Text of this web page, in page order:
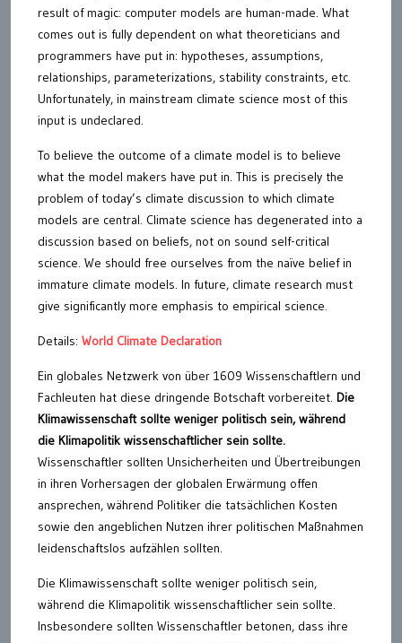
result of magic: computer models are human-made. What
comes out is fully dependent on what theoreticians and
programmers have put in: hypotheses, assumptions,
relationships, parameterizations, stability constraints, etc.
Unfortunately, in mainstream climate science most of this
input is undeclared.
To believe the outcome of a climate model is to believe
what the model makers have put in. This is precisely the
problem of today’s climate discussion to which climate
models are central. Climate science has degenerated into a
discussion based on beliefs, not on sound self-critical
science. We should free ourselves from the naïve belief in
immature climate models. In future, climate research must
give significantly more emphasis to empirical science.
Details: World Climate Declaration
Ein globales Netzwerk von über 1609 Wissenschaftlern und
Fachleuten hat diese dringende Botschaft vorbereitet. Die
Klimawissenschaft sollte weniger politisch sein, während
die Klimapolitik wissenschaftlicher sein sollte.
Wissenschaftler sollten Unsicherheiten und Übertreibungen
in ihren Vorhersagen der globalen Erwärmung offen
ansprechen, während Politiker die tatsächlichen Kosten
sowie den angeblichen Nutzen ihrer politischen Maßnahmen
leidenschaftslos aufzählen sollten.
Die Klimawissenschaft sollte weniger politisch sein,
während die Klimapolitik wissenschaftlicher sein sollte.
Insbesondere sollten Wissenschaftler betonen, dass ihre